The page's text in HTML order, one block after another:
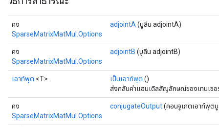
คง
SparseMatrixMatMul.Options
adjointA (บูลีน adjointA)
คง
SparseMatrixMatMul.Options
adjointB (บูลีน adjointB)
เอาท์พุต <T> เป็นเอาท์พุต ()
ส่งกลับค่าแฮนเดิลสัญลักษณ์ของเทนเซอ
คง
SparseMatrixMatMul.Options
conjugateOutput(คอนจูเกตเอาท์พุต